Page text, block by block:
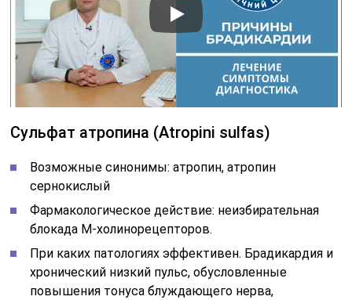
Сульфат атропина (Atropini sulfas)
Возможные синонимы: атропин, атропин
сернокислый
Фармакологическое действие: неизбирательная
блокада М-холинорецепторов.
При каких патологиях эффективен. Брадикардия и
хронический низкий пульс, обусловленные
повышения тонуса блуждающего нерва,